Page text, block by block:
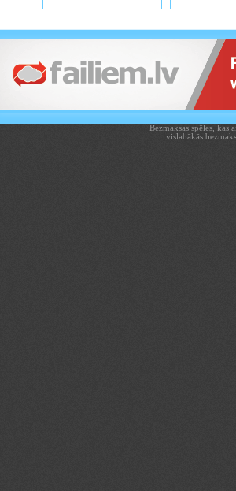
Bezmaksas spēles,
vislabākās